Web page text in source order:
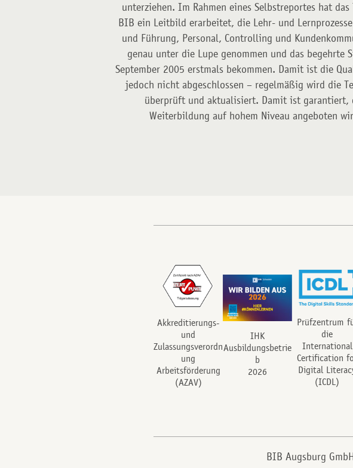
unterziehen. Im Rahmen eines Selbstreportes hat das
BIB ein Leitbild erarbeitet, die Lehr- und
und Führung, Personal, Controlling und
genau unter die Lupe genommen und das begehrte
September 2005 erstmals bekommen. Damit ist die
jedoch nicht abgeschlossen – regelmäßig wird die
überprüft und aktualisiert. Damit ist garantiert,
Weiterbildung auf hohem Niveau angeboten
Akkreditierungs-
und
Zulassungsverordn
ung
Arbeitsförderung
(AZAV)
IHK
Ausbildungsbetrie
b
2026
Prüfzentrum
die
International
Certification
Digital
(ICDL)
BIB Augsburg